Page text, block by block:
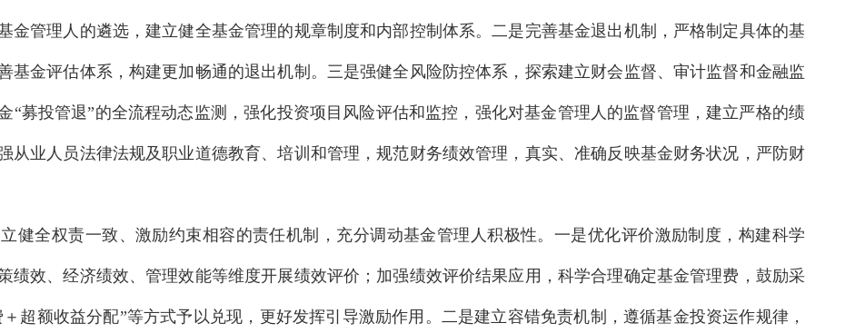
金管理人的遴选，建立健全基金管理的规章制度和内部控制体系。二是完善基金退出机制，严格制定具体的基
基金评估体系，构建更加畅通的退出机制。三是强健全风险防控体系，探索建立财会监督、审计监督和金融监
“募投管退”的全流程动态监测，强化投资项目风险评估和监控，强化对基金管理人的监督管理，建立严格的绩
从业人员法律法规及职业道德教育、培训和管理，规范财务绩效管理，真实、准确反映基金财务状况，严防财
健全权责一致、激励约束相容的责任机制，充分调动基金管理人积极性。一是优化评价激励制度，构建科学
绩效、经济绩效、管理效能等维度开展绩效评价；加强绩效评价结果应用，科学合理确定基金管理费，鼓励采
超额收益分配”等方式予以兑现，更好发挥引导激励作用。二是建立容错免责机制，遵循基金投资运作规律，